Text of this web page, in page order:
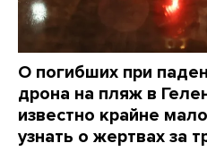
О погибших при
дрона на пляж в
известно крайне
узнать о жертвах за